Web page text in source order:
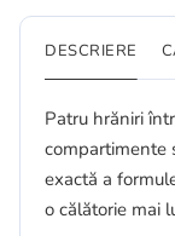
DESCRIERE
Patru hrăniri
compartimente
exactă a
o călătorie mai